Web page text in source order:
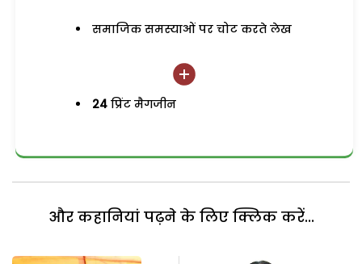
समाजिक समस्याओं पर चोट करते लेख
24 प्रिंट मैगजीन
और कहानियां पढ़ने के लिए क्लिक करें...